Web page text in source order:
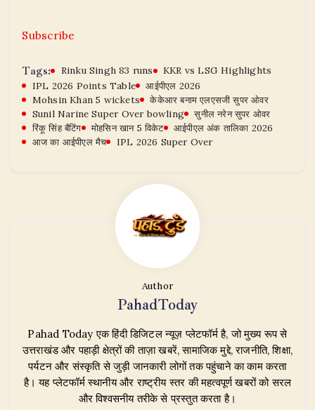
Subscribe
Tags: Rinku Singh 83 runs
KKR vs LSG Highlights
IPL 2026 Points Table
आईपीएल 2026
Mohsin Khan 5 wickets
केकेआर बनाम एलएसजी सुपर ओवर
Sunil Narine Super Over bowling
सुनील नरेन सुपर ओवर
रिंकू सिंह बैटिंग
मोहसिन खान 5 विकेट
आईपीएल अंक तालिका 2026
आज का आईपीएल मैच
IPL 2026 Super Over
Author
PahadToday
Pahad Today एक हिंदी डिजिटल न्यूज़ प्लेटफॉर्म है, जो मुख्य रूप से
उत्तराखंड और पहाड़ी क्षेत्रों की ताज़ा खबरें, सामाजिक मुद्दे, राजनीति, शिक्षा,
पर्यटन और संस्कृति से जुड़ी जानकारी लोगों तक पहुंचाने का काम करता
है। यह प्लेटफॉर्म स्थानीय और राष्ट्रीय स्तर की महत्वपूर्ण खबरों को सरल
और विश्वसनीय तरीके से प्रस्तुत करता है।